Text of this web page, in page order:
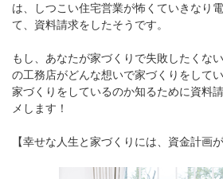
は、しつこい住宅営業が怖くていきなり
て、資料請求をしたそうです。
もし、あなたが家づくりで失敗したくな
の工務店がどんな想いで家づくりをして
家づくりをしているのか知るために資料
メします！
【幸せな人生と家づくりには、資金計画